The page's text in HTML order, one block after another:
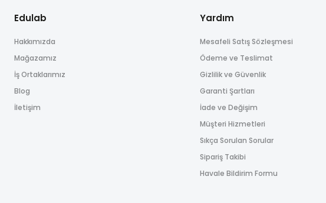
Gönder
Edulab
Hakkımızda
Mağazamız
İş Ortaklarımız
Blog
İletişim
Yardım
Mesafeli Satış Sözleşmesi
Ödeme ve Teslimat
Gizlilik ve Güvenlik
Garanti Şartları
İade ve Değişim
Müşteri Hizmetleri
Sıkça Sorulan Sorular
Sipariş Takibi
Havale Bildirim Formu